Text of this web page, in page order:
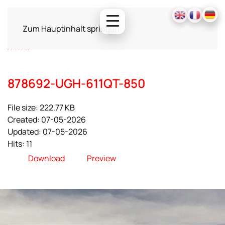
Zum Hauptinhalt springen
878692-UGH-611QT-850
File size: 222.77 KB
Created: 07-05-2026
Updated: 07-05-2026
Hits: 11
Download
Preview